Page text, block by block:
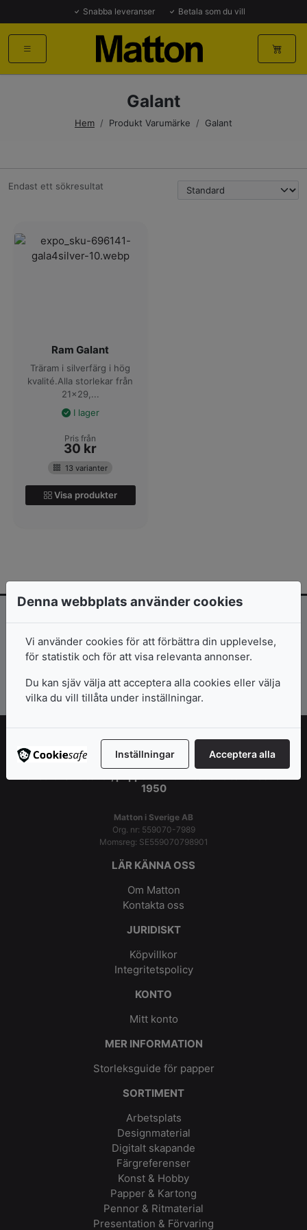
Snabba leveranser Betala som du vill
Galant
Hem / Produkt Varumärke / Galant
Endast ett sökresultat
Ram Galant
Träram i silverfärg i hög
kvalité.Alla storlekar från
21x29,...
I lager
Pris från
30 kr
13 varianter
Visa produkter
Inspiration och erbjudanden direkt i
mailkorgen!
Prenumerera >>
1950
Matton i Sverige AB
Org. nr: 559070-7989
Momsreg: SE559070798901
LÄR KÄNNA OSS
Om Matton
Kontakta oss
JURIDISKT
Köpvillkor
Integritetspolicy
KONTO
Mitt konto
MER INFORMATION
Storleksguide för papper
SORTIMENT
Arbetsplats
Designmaterial
Digitalt skapande
Färgreferenser
Konst & Hobby
Papper & Kartong
Pennor & Ritmaterial
Presentation & Förvaring
Denna webbplats använder cookies
Vi använder cookies för att förbättra din upplevelse,
för statistik och för att visa relevanta annonser.
Du kan sjäv välja att acceptera alla cookies eller välja
vilka du vill tillåta under inställningar.
Inställningar Acceptera alla